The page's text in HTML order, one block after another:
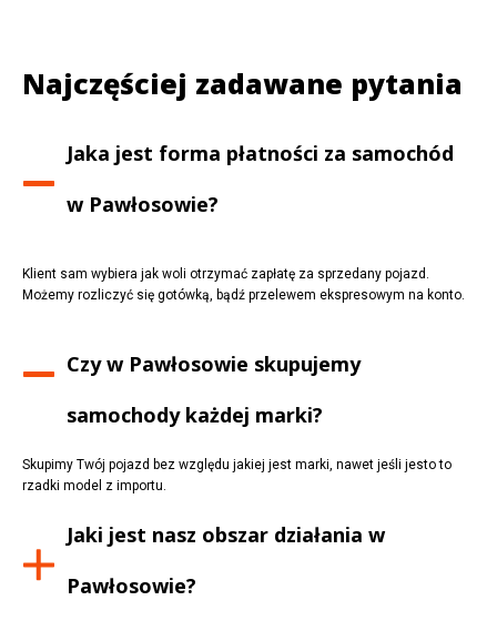
Najczęściej zadawane pytania
Jaka jest forma płatności za samochód
w Pawłosowie?
Klient sam wybiera jak woli otrzymać zapłatę za sprzedany pojazd.
Możemy rozliczyć się gotówką, bądź przelewem ekspresowym na konto.
Czy w Pawłosowie skupujemy
samochody każdej marki?
Skupimy Twój pojazd bez względu jakiej jest marki, nawet jeśli jesto to
rzadki model z importu.
Jaki jest nasz obszar działania w
Pawłosowie?